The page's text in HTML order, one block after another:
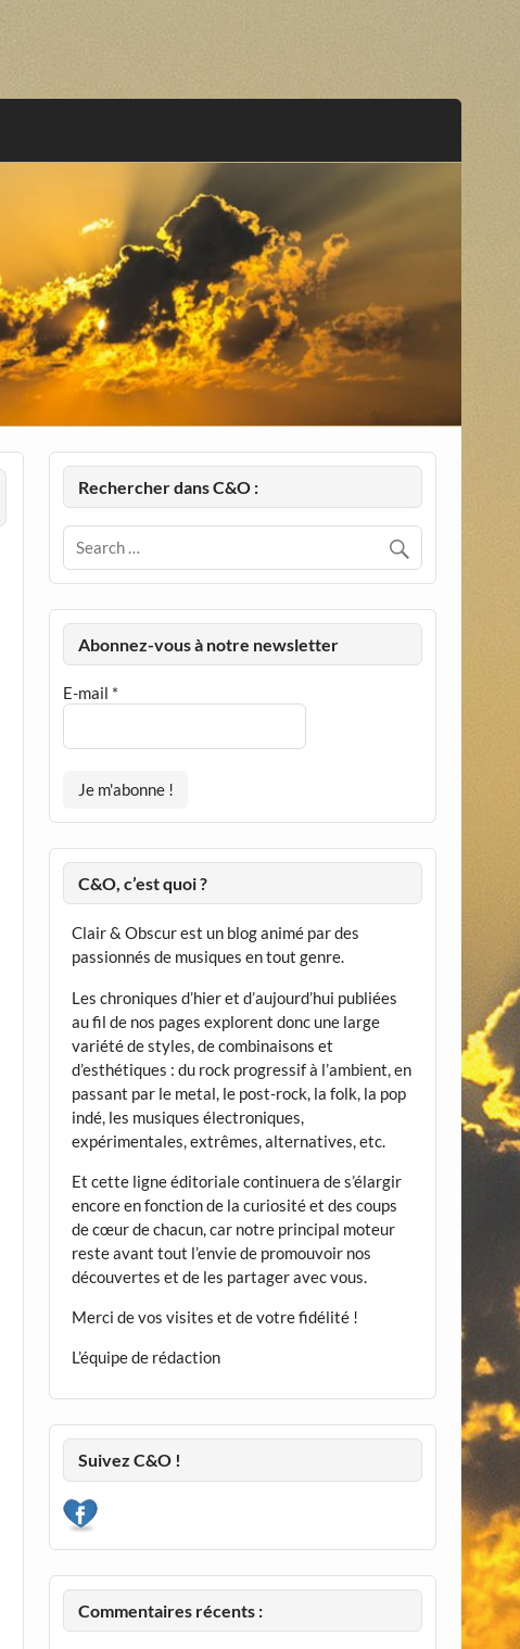
Rechercher dans C&O :
Abonnez-vous à notre newsletter
E-mail *
C&O, c’est quoi ?
Clair & Obscur est un blog animé par des
passionnés de musiques en tout genre.
Les chroniques d’hier et d’aujourd’hui publiées
au fil de nos pages explorent donc une large
variété de styles, de combinaisons et
d’esthétiques : du rock progressif à l’ambient, en
passant par le metal, le post-rock, la folk, la pop
indé, les musiques électroniques,
expérimentales, extrêmes, alternatives, etc.
Et cette ligne éditoriale continuera de s’élargir
encore en fonction de la curiosité et des coups
de cœur de chacun, car notre principal moteur
reste avant tout l’envie de promouvoir nos
découvertes et de les partager avec vous.
Merci de vos visites et de votre fidélité !
L’équipe de rédaction
Suivez C&O !
Commentaires récents :